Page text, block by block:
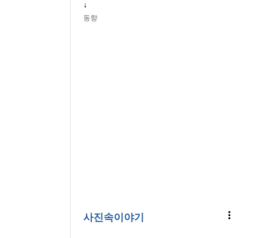
↓
동향
사진속이야기 more_vert